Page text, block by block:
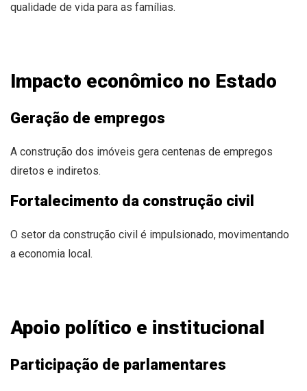
qualidade de vida para as famílias.
Impacto econômico no Estado
Geração de empregos
A construção dos imóveis gera centenas de empregos
diretos e indiretos.
Fortalecimento da construção civil
O setor da construção civil é impulsionado, movimentando
a economia local.
Apoio político e institucional
Participação de parlamentares